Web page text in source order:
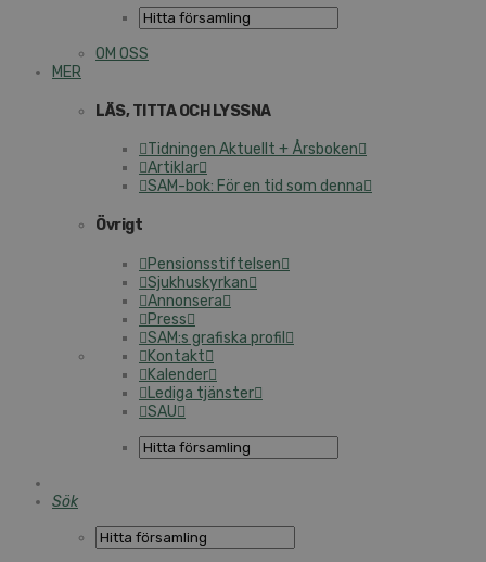
OM OSS
MER
LÄS, TITTA OCH LYSSNA
Tidningen Aktuellt + Årsboken
Artiklar
SAM-bok: För en tid som denna
Övrigt
Pensionsstiftelsen
Sjukhuskyrkan
Annonsera
Press
SAM:s grafiska profil
Kontakt
Kalender
Lediga tjänster
SAU
Sök